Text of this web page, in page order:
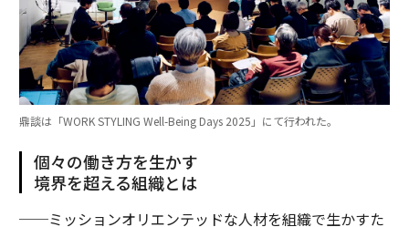
鼎談は「WORK STYLING Well-Being Days 2025」にて行われた。
個々の働き方を生かす
境界を超える組織とは
──ミッションオリエンテッドな人材を組織で生かすた